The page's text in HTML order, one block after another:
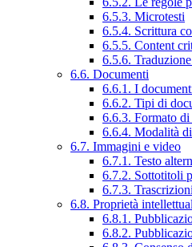
6.5.3. Microtesti
6.5.4. Scrittura
6.5.5. Content
6.5.6.
6.6. Documenti
6.6.1. I
6.6.2. Tipi di
6.6.3. Formato
6.6.4. Modalità
6.7. Immagini e video
6.7.1. Testo
6.7.2. Sottotitoli
6.7.3.
6.8. Proprietà
6.8.1.
6.8.2.